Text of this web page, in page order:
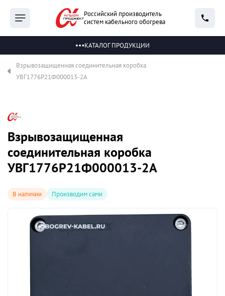
Российский производитель
систем кабельного обогрева
КАТАЛОГ ПРОДУКЦИИ
Взрывозащищенная соединительная коробка
УВГ1776Р21Ф000013-2А
В наличии Производим сами
Взрывозащищенная
соединительная коробка
УВГ1776Р21Ф000013-2А